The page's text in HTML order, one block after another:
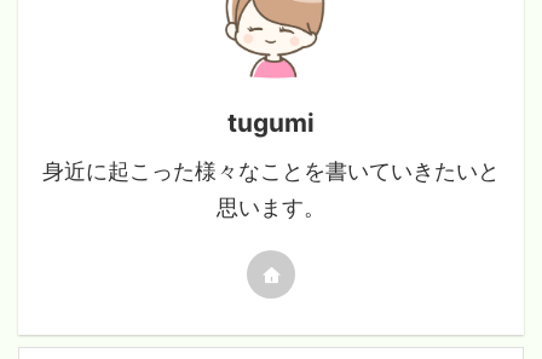
tugumi
身近に起こった様々なことを書いていきたいと
思います。